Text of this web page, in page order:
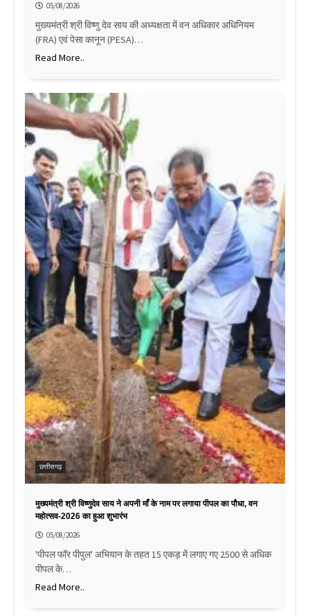
05/08/2026
मुख्यमंत्री श्री विष्णु देव साय की अध्यक्षता में वन अधिकार अधिनियम
(FRA) एवं पेसा कानून (PESA)…
Read More..
छत्तीसगढ़
मुख्यमंत्री श्री विष्णुदेव साय ने अपनी माँ के नाम पर लगाया पीपल का पौधा, वन
महोत्सव-2026 का हुआ शुभारंभ
05/08/2026
'पीपल फॉर पीपुल' अभियान के तहत 15 एकड़ में लगाए गए 2500 से अधिक
पीपल के…
Read More..